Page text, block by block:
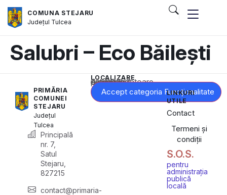
COMUNA STEJARU
Județul Tulcea
Salubri – Eco Băilești
PRIMĂRIA
COMUNEI
STEJARU
Județul
Tulcea
Principală
nr. 7,
Satul
Stejaru,
827215
contact@primaria-
LOCALIZARE
Acest conținut este blocat până când acceptați categoria corespunzătoare de cookie-uri.
Accept categoria Funcționalitate
LINKURI
UTILE
Contact
Termeni și
condiții
S.O.S.
pentru
administrația
publică
locală